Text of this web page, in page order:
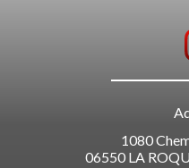
1080
06550 LA